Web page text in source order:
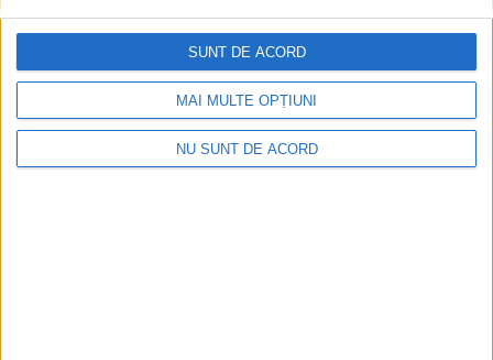
MAI MULTE OPȚIUNI
NU SUNT DE ACORD
SUNT DE ACORD
Fotbal feminin. Marcel Irimie, antrenor
CSU Suceava: O victorie cu Chindia
Tîrgoviște ”ne duce cu un pas spre Liga a II-
a”